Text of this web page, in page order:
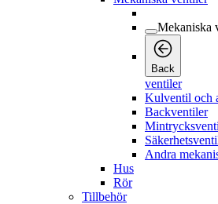
Mekaniska
Back
ventiler
Kulventil och
Backventiler
Andra
Hus
Rör
Tillbehör